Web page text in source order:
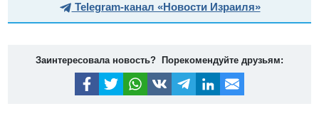
Telegram-канал «Новости Израиля»
Заинтересовала новость? Порекомендуйте друзьям: